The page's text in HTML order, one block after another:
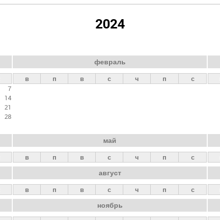
2024
7
14
21
28
февраль
в п в с ч п с
май
в п в с ч п с
август
в п в с ч п с
ноябрь